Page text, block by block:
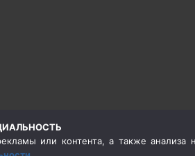
или контента, а также